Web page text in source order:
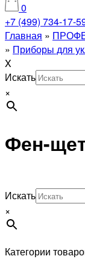
0
+7 (499) 734-17-
Главная »
» Приборы для
X
Искать
×
Фен-
Искать
×
Категории